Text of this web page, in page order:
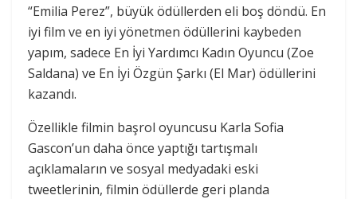
“Emilia Perez”, büyük ödüllerden eli boş döndü. En
iyi film ve en iyi yönetmen ödüllerini kaybeden
yapım, sadece En İyi Yardımcı Kadın Oyuncu (Zoe
Saldana) ve En İyi Özgün Şarkı (El Mar) ödüllerini
kazandı.
Özellikle filmin başrol oyuncusu Karla Sofia
Gascon’un daha önce yaptığı tartışmalı
açıklamaların ve sosyal medyadaki eski
tweetlerinin, filmin ödüllerde geri planda